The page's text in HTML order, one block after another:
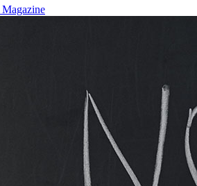
Magazine